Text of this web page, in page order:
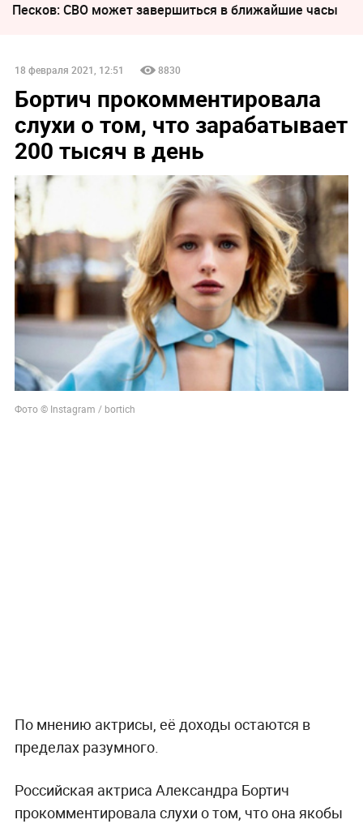
Песков: СВО может завершиться в ближайшие часы
18 февраля 2021, 12:51 8830
Бортич прокомментировала
слухи о том, что зарабатывает
200 тысяч в день
Фото © Instagram / bortich
По мнению актрисы, её доходы остаются в
пределах разумного.
Российская актриса Александра Бортич
прокомментировала слухи о том, что она якобы